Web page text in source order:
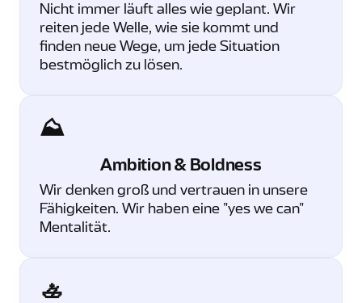
Nicht immer läuft alles wie geplant. Wir
reiten jede Welle, wie sie kommt und
finden neue Wege, um jede Situation
bestmöglich zu lösen.
⛰️
Ambition & Boldness
Wir denken groß und vertrauen in unsere
Fähigkeiten. Wir haben eine "yes we can"
Mentalität.
🚣